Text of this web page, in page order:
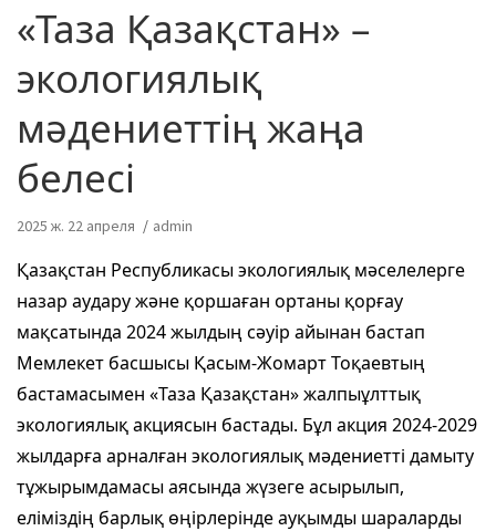
«Таза Қазақстан» –
экологиялық
мәдениеттің жаңа
белесі
2025 ж. 22 апреля admin
Қазақстан Республикасы экологиялық мәселелерге
назар аудару және қоршаған ортаны қорғау
мақсатында 2024 жылдың сәуір айынан бастап
Мемлекет басшысы Қасым-Жомарт Тоқаевтың
бастамасымен «Таза Қазақстан» жалпыұлттық
экологиялық акциясын бастады. Бұл акция 2024-2029
жылдарға арналған экологиялық мәдениетті дамыту
тұжырымдамасы аясында жүзеге асырылып,
еліміздің барлық өңірлерінде ауқымды шараларды